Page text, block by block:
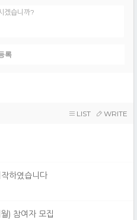
겠습니까?
WRITE
LIST
하였습니다
) 참여자 모집